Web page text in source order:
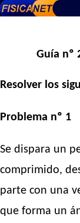
Guía nº
Resolver los
Problema nº 1
Se dispara un
comprimido,
parte con una
que forma un